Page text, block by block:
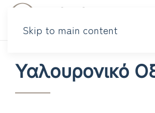
Skip to main content
Υαλουρονικό